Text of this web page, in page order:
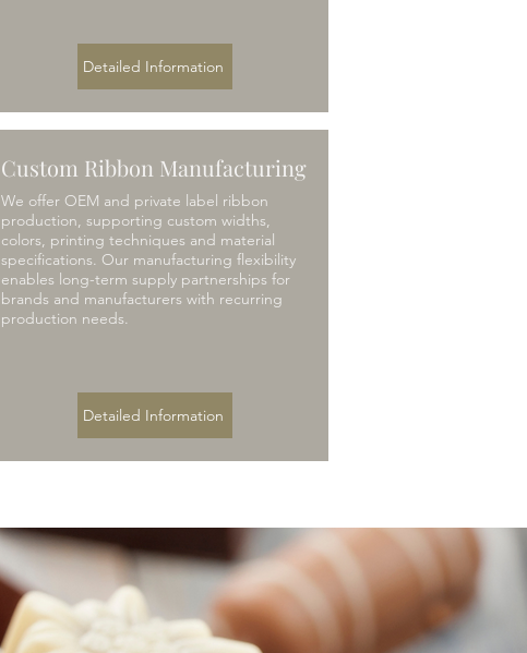
Detailed Information
Custom Ribbon Manufacturing
We offer OEM and private label ribbon
production, supporting custom widths,
colors, printing techniques and material
specifications. Our manufacturing flexibility
enables long-term supply partnerships for
brands and manufacturers with recurring
production needs.
Detailed Information